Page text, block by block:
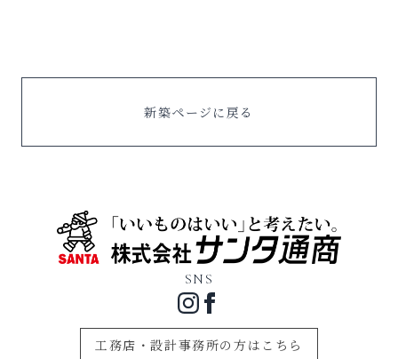
新築ページに戻る
SNS
工務店・設計事務所の方はこちら